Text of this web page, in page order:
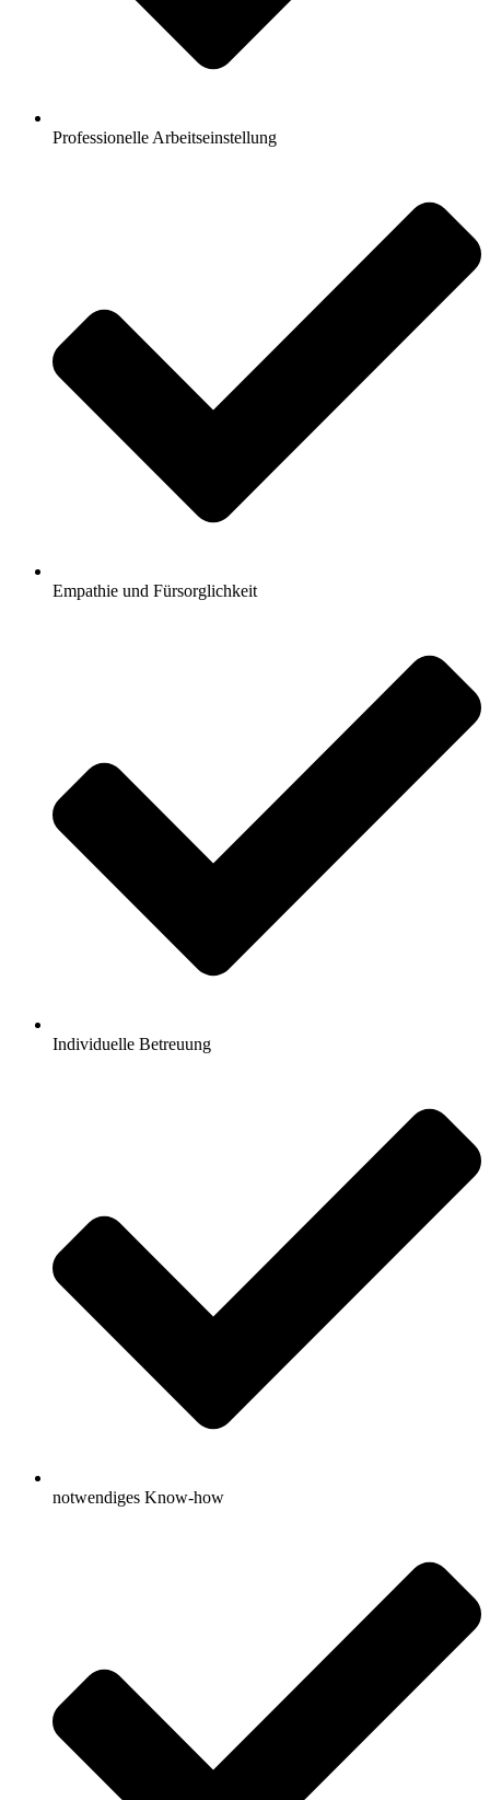
Professionelle Arbeitseinstellung
Empathie und Fürsorglichkeit
Individuelle Betreuung
notwendiges Know-how